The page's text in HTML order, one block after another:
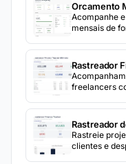
Orcamento
Acompanhe
mensais de
Rastreador
freelancers
trimestrais
lucros e
Rastreador
Rastreie
clientes e